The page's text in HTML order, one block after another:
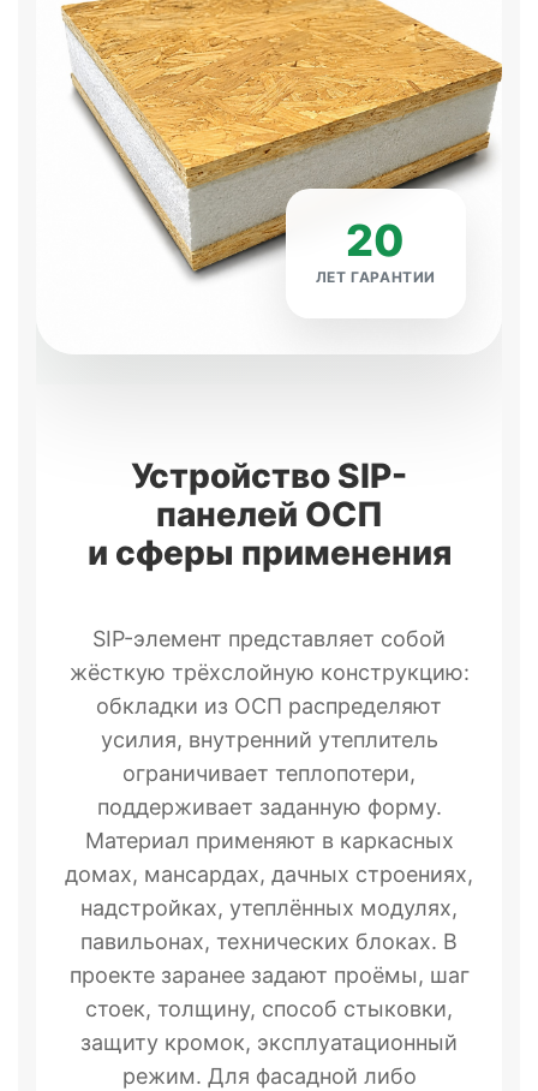
20
ЛЕТ ГАРАНТИИ
Устройство SIP-
панелей ОСП
и сферы применения
SIP-элемент представляет собой
жёсткую трёхслойную конструкцию:
обкладки из ОСП распределяют
усилия, внутренний утеплитель
ограничивает теплопотери,
поддерживает заданную форму.
Материал применяют в каркасных
домах, мансардах, дачных строениях,
надстройках, утеплённых модулях,
павильонах, технических блоках. В
проекте заранее задают проёмы, шаг
стоек, толщину, способ стыковки,
защиту кромок, эксплуатационный
режим. Для фасадной либо